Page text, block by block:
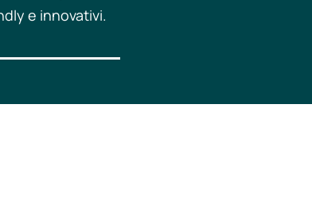
e innovativi.​